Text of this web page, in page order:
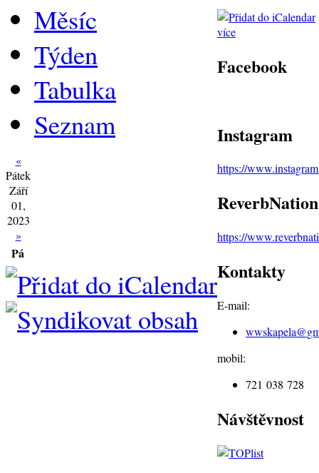
Měsíc
Týden
Tabulka
Seznam
«
Pátek
Září
01,
2023
»
Pá
více
Facebook
Instagram
https://
ReverbNation
https://
Kontakty
E-mail:
wwskapela@
mobil:
721 038 728
Návštěvnost